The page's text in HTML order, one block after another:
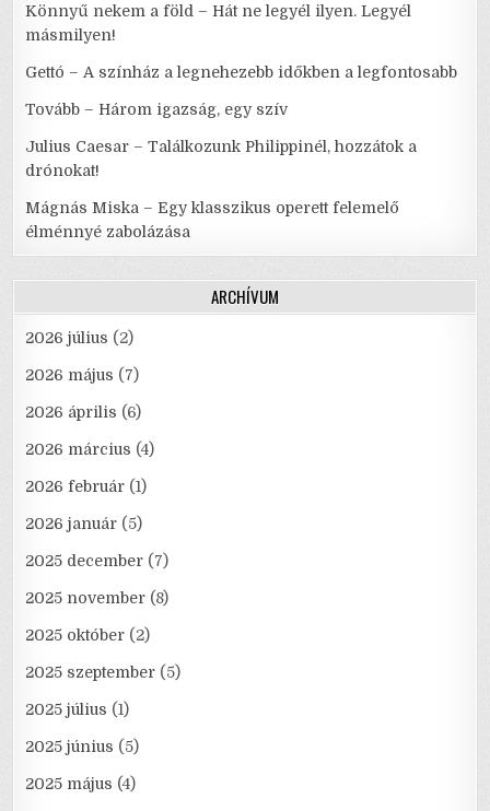
Könnyű nekem a föld – Hát ne legyél ilyen. Legyél
másmilyen!
Gettó – A színház a legnehezebb időkben a legfontosabb
Tovább – Három igazság, egy szív
Julius Caesar – Találkozunk Philippinél, hozzátok a
drónokat!
Mágnás Miska – Egy klasszikus operett felemelő
élménnyé zabolázása
ARCHÍVUM
2026 július (2)
2026 május (7)
2026 április (6)
2026 március (4)
2026 február (1)
2026 január (5)
2025 december (7)
2025 november (8)
2025 október (2)
2025 szeptember (5)
2025 július (1)
2025 június (5)
2025 május (4)